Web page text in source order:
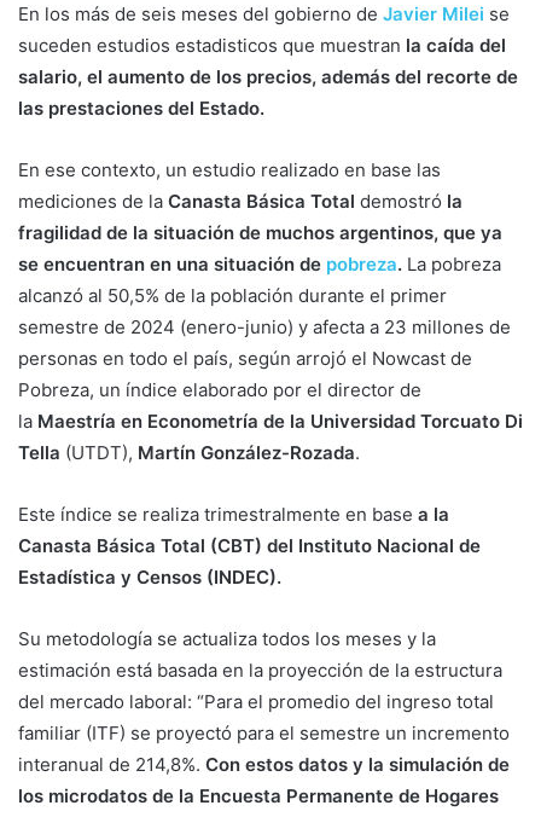
En los más de seis meses del gobierno de Javier Milei se
suceden estudios estadisticos que muestran la caída del
salario, el aumento de los precios, además del recorte de
las prestaciones del Estado.
En ese contexto, un estudio realizado en base las
mediciones de la Canasta Básica Total demostró la
fragilidad de la situación de muchos argentinos, que ya
se encuentran en una situación de pobreza. La pobreza
alcanzó al 50,5% de la población durante el primer
semestre de 2024 (enero-junio) y afecta a 23 millones de
personas en todo el país, según arrojó el Nowcast de
Pobreza, un índice elaborado por el director de
la Maestría en Econometría de la Universidad Torcuato Di
Tella (UTDT), Martín González-Rozada.
Este índice se realiza trimestralmente en base a la
Canasta Básica Total (CBT) del Instituto Nacional de
Estadística y Censos (INDEC).
Su metodología se actualiza todos los meses y la
estimación está basada en la proyección de la estructura
del mercado laboral: “Para el promedio del ingreso total
familiar (ITF) se proyectó para el semestre un incremento
interanual de 214,8%. Con estos datos y la simulación de
los microdatos de la Encuesta Permanente de Hogares